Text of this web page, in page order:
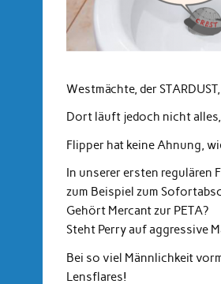
Westmächte, der
Dort läuft jedoch nicht
Flipper hat keine Ahnung,
In unserer ersten regulären
zum Beispiel zum
Gehört Mercant zur PETA?
Steht Perry auf aggressive
Bei so viel Männlichkeit
Lensflares!